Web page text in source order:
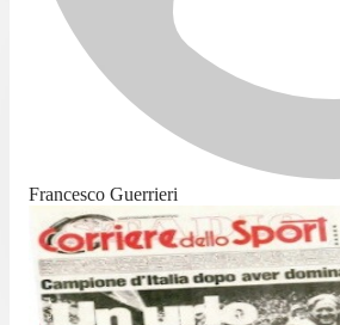
Francesco Guerrieri